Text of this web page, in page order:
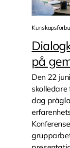
på
Den 22
skolledare
dag